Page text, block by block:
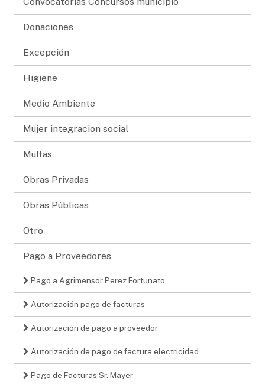
Donaciones
Excepción
Higiene
Medio Ambiente
Mujer integracion social
Multas
Obras Privadas
Obras Públicas
Otro
Pago a Proveedores
Pago a Agrimensor Perez Fortunato
Autorización pago de facturas
Autorización de pago a proveedor
Autorización de pago de factura electricidad
Pago de Facturas Sr. Mayer